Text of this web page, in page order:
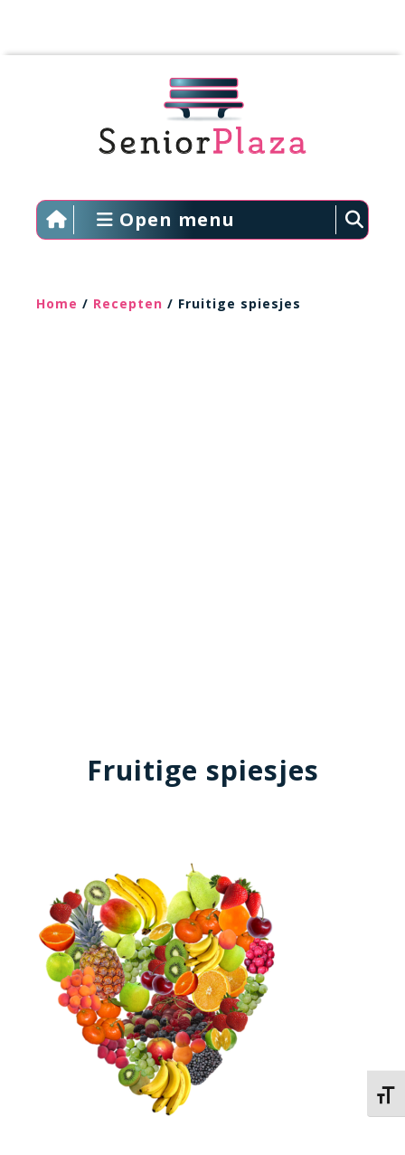
Open menu
Home / Recepten / Fruitige spiesjes
Fruitige spiesjes